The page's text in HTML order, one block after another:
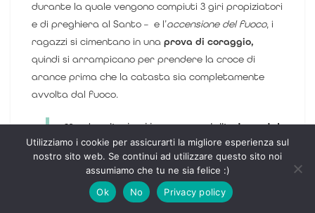
durante la quale vengono compiuti 3 giri propiziatori
e di preghiera al Santo – e l’accensione del fuoco, i
ragazzi si cimentano in una prova di coraggio,
quindi si arrampicano per prendere la croce di
arance prima che la catasta sia completamente
avvolta dal fuoco.
Mentre l’aria si impregna dell’odore del
rosmarino, l’atmosfera di festa è
allegra e accompagnata da
degustazioni offerte di vino novello e
di “Pistiddu”
Utilizziamo i cookie per assicurarti la migliore esperienza sul
nostro sito web. Se continui ad utilizzare questo sito noi
assumiamo che tu ne sia felice :)
Ok
No Privacy policy